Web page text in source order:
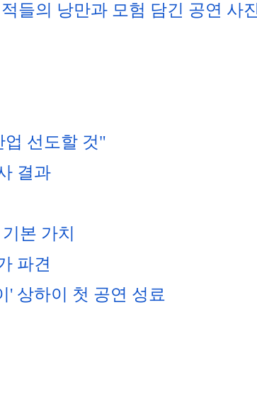
들의 낭만과 모험 담긴 공연 사
선도할 것"
결과
본 가치
파견
' 상하이 첫 공연 성료